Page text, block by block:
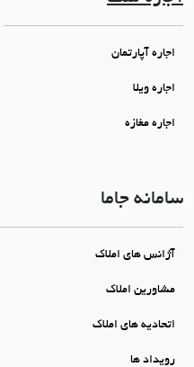
اجاره آپارتمان
اجاره ویلا
اجاره مغازه
سامانه جاما
آژانس های املاک
مشاورین املاک
اتحادیه های املاک
رویداد ها